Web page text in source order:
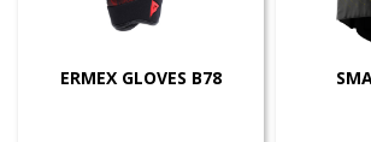
ERMEX GLOVES B78